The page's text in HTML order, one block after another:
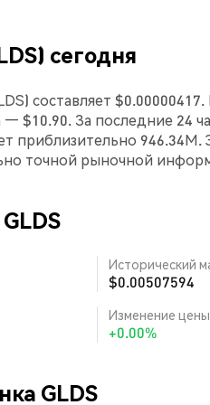
сегодня
составляет
— $10.90. За последние 24
приблизительно
точной рыночной
Исторический
$0.00507594
Изменение цены
+0.00%
GLDS